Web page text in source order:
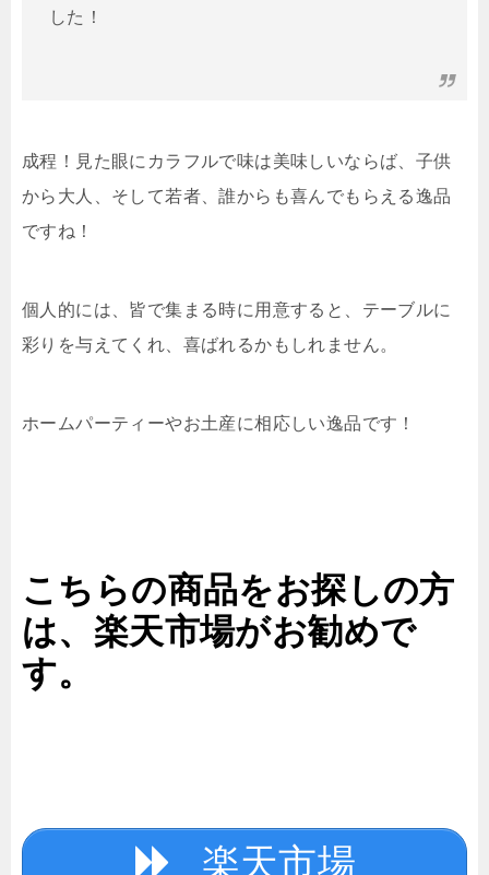
した！
成程！見た眼にカラフルで味は美味しいならば、子供
から大人、そして若者、誰からも喜んでもらえる逸品
ですね！
個人的には、皆で集まる時に用意すると、テーブルに
彩りを与えてくれ、喜ばれるかもしれません。
ホームパーティーやお土産に相応しい逸品です！
こちらの商品をお探しの方
は、楽天市場がお勧めで
す。
楽天市場